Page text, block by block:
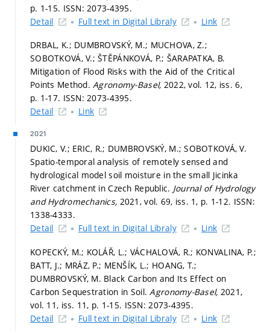
p. 1-15. ISSN: 2073-4395.
Detail
Full text in Digital Libraly Link
DRBAL, K.; DUMBROVSKÝ, M.; MUCHOVA, Z.;
SOBOTKOVÁ, V.; ŠTĚPÁNKOVÁ, P.; ŠARAPATKA, B.
Mitigation of Flood Risks with the Aid of the Critical
Points Method.Agronomy-Basel, 2022, vol. 12, iss. 6,
p. 1-17. ISSN: 2073-4395.
Detail
Link
2021
DUKIC, V.; ERIC, R.; DUMBROVSKÝ, M.; SOBOTKOVÁ, V.
Spatio-temporal analysis of remotely sensed and
hydrological model soil moisture in the small Jicinka
River catchment in Czech Republic. Journal of Hydrology
and Hydromechanics, 2021, vol. 69, iss. 1, p. 1-12. ISSN:
1338-4333.
Detail
Full text in Digital Libraly Link
KOPECKÝ, M.; KOLÁŘ, L.; VÁCHALOVÁ, R.; KONVALINA, P.;
BATT, J.; MRÁZ, P.; MENŠÍK, L.; HOANG, T.;
DUMBROVSKÝ, M. Black Carbon and Its Effect on
Carbon Sequestration in Soil.Agronomy-Basel, 2021,
vol. 11, iss. 11, p. 1-15. ISSN: 2073-4395.
Detail
Full text in Digital Libraly Link